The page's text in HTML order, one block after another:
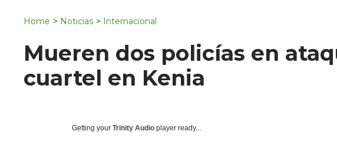
Home > Noticias > Internacional
Mueren dos policías en
cuartel en Kenia
Getting your Trinity Audio player ready...